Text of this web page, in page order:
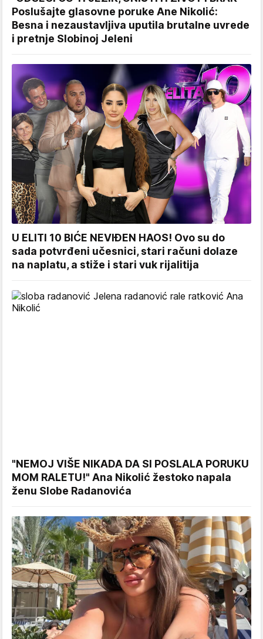
Poslušajte glasovne poruke Ane Nikolić:
Besna i nezaustavljiva uputila brutalne uvrede
i pretnje Slobinoj Jeleni
U ELITI 10 BIĆE NEVIĐEN HAOS! Ovo su do
sada potvrđeni učesnici, stari računi dolaze
na naplatu, a stiže i stari vuk rijalitija
"NEMOJ VIŠE NIKADA DA SI POSLALA PORUKU
MOM RALETU!" Ana Nikolić žestoko napala
ženu Slobe Radanovića